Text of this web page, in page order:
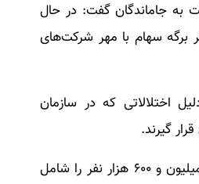
به جاماندگان گفت: در حال
شامل سه گروه هستند. حدود یک میلیون و ۸۵۰ هزار نفر برگه سهام با مهر شرکت‌های
به دلیل اختلالاتی که در سازمان
گیرند.
توکلی تصریح کرد: گروه دوم مددجویان کمیته امداد و بهزیستی هستند که حدود چهار میلیون و ۶۰۰ هزار نفر را شامل